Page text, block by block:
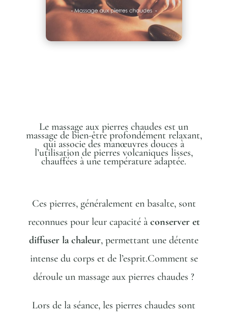
Le massage aux pierres chaudes est un
massage de bien-être profondément relaxant,
qui associe des manœuvres douces à
l’utilisation de pierres volcaniques lisses,
chauffées à une température adaptée.
Ces pierres, généralement en basalte, sont
reconnues pour leur capacité à conserver et
diffuser la chaleur, permettant une détente
intense du corps et de l’esprit.Comment se
déroule un massage aux pierres chaudes ?
Lors de la séance, les pierres chaudes sont